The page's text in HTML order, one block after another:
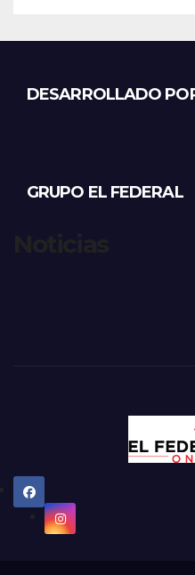
DESARROLLADO
GRUPO EL FEDERAL